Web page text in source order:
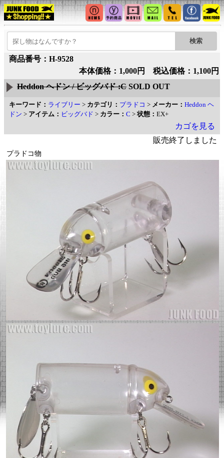
商品番号：H-9528
本体価格：1,000円 税込価格：1,100円
Heddon ヘドン / ビッグバド :C SOLD OUT
キーワード： ライブリー > カテゴリ： プラドコ > メーカー： Heddon ヘ
ドン > アイテム： ビッグバド > カラー： C >状態： EX+
カゴを見る
販売終了しました
プラドコ物